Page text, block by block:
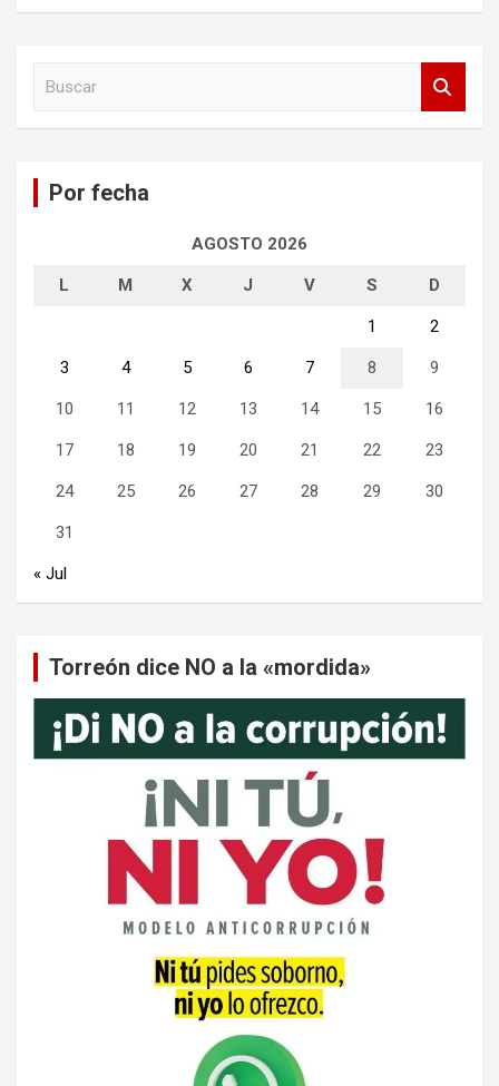
Por fecha
AGOSTO 2026
L M X J V S D
1 2
3 4 5 6 7 8 9
10 11 12 13 14 15 16
17 18 19 20 21 22 23
24 25 26 27 28 29 30
31
« Jul
Torreón dice NO a la «mordida»